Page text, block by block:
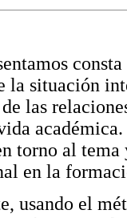
la situación
las
torno al
en la
usando el